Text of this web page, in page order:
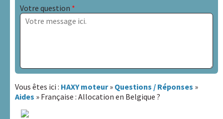
Votre question *
Sujet
Lien avec la personne dont vous parlez :
Vous êtes ici : HAXY moteur» Questions / Réponses »
Aides » Française : Allocation en Belgique ?